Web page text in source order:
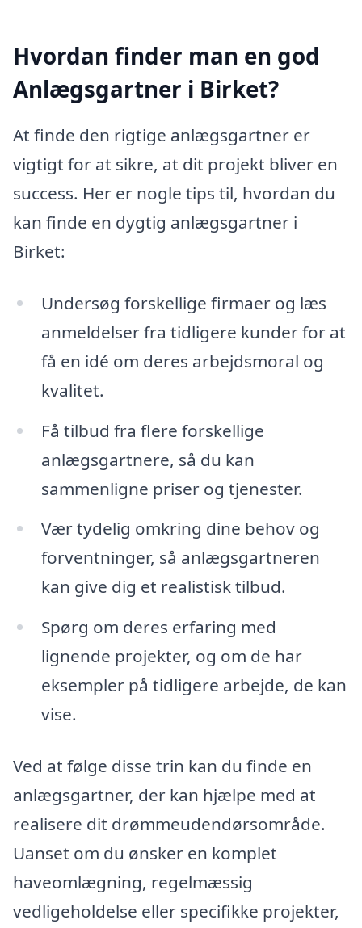
Hvordan finder man en god
Anlægsgartner i Birket?
At finde den rigtige anlægsgartner er
vigtigt for at sikre, at dit projekt bliver en
success. Her er nogle tips til, hvordan du
kan finde en dygtig anlægsgartner i
Birket:
Undersøg forskellige firmaer og læs
anmeldelser fra tidligere kunder for at
få en idé om deres arbejdsmoral og
kvalitet.
Få tilbud fra flere forskellige
anlægsgartnere, så du kan
sammenligne priser og tjenester.
Vær tydelig omkring dine behov og
forventninger, så anlægsgartneren
kan give dig et realistisk tilbud.
Spørg om deres erfaring med
lignende projekter, og om de har
eksempler på tidligere arbejde, de kan
vise.
Ved at følge disse trin kan du finde en
anlægsgartner, der kan hjælpe med at
realisere dit drømmeudendørsområde.
Uanset om du ønsker en komplet
haveomlægning, regelmæssig
vedligeholdelse eller specifikke projekter,